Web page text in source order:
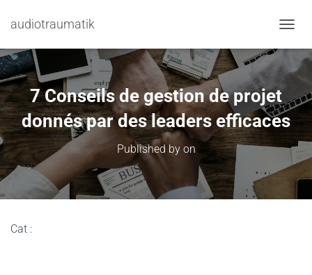
audiotraumatik
7 Conseils de gestion de projet
donnés par des leaders efficaces
Published by on
Cat :